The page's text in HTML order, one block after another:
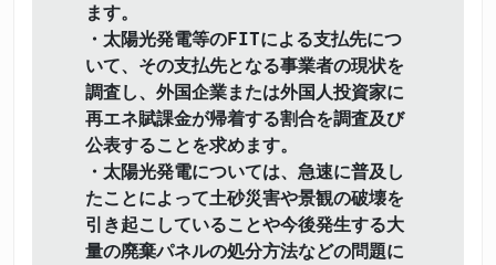
ます。
・太陽光発電等のFITによる支払先につ
いて、その支払先となる事業者の現状を
調査し、外国企業または外国人投資家に
再エネ賦課金が帰着する割合を調査及び
公表することを求めます。
・太陽光発電については、急速に普及し
たことによって土砂災害や景観の破壊を
引き起こしていることや今後発生する大
量の廃棄パネルの処分方法などの問題に